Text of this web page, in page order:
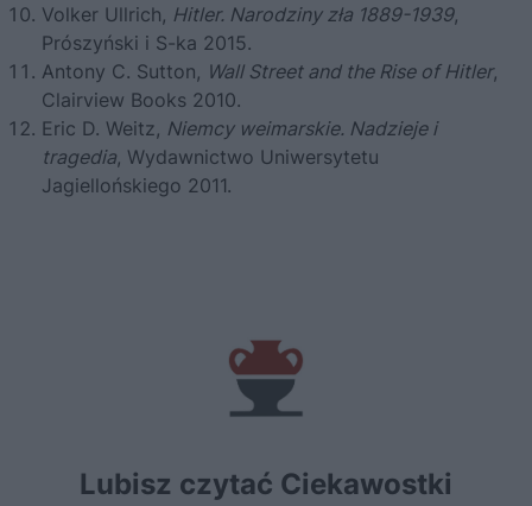
Volker Ullrich, Hitler. Narodziny zła 1889-1939,
Prószyński i S-ka 2015.
Antony C. Sutton, Wall Street and the Rise of Hitler,
Clairview Books 2010.
Eric D. Weitz, Niemcy weimarskie. Nadzieje i
tragedia, Wydawnictwo Uniwersytetu
Jagiellońskiego 2011.